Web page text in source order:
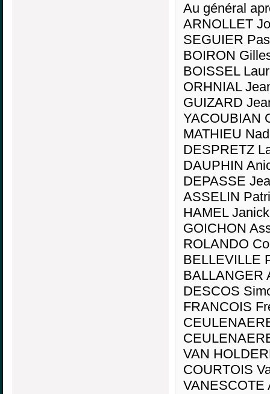
Au général
ARNOLLET
SEGUIER
BOIRON
BOISSEL
ORHNIAL
GUIZARD
YACOUBIAN
MATHIEU
DESPRETZ
DAUPHIN
DEPASSE
ASSELIN
HAMEL
GOICHON
ROLANDO
BELLEVILLE
BALLANGER
DESCOS
FRANCOIS
VAN
COURTOIS
VANESCOTE